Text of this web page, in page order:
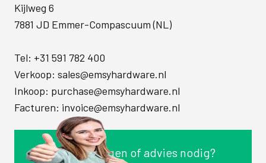
Kijlweg 6
7881 JD Emmer-Compascuum (NL)
Tel: +31 591 782 400
Verkoop: sales@emsyhardware.nl
Inkoop: purchase@emsyhardware.nl
Facturen: invoice@emsyhardware.nl
Vragen of advies nodig?